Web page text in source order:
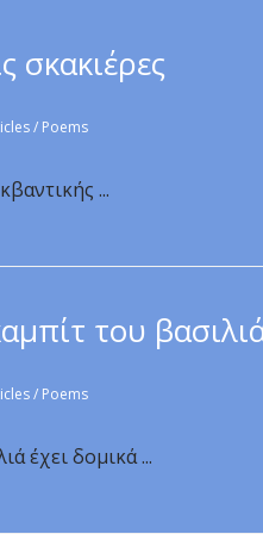
σκακιέρες
/ Poems
...
του
/ Poems
έχει δομικά ...